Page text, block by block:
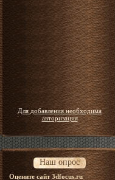
Для добавления необходима
авторизация
Наш опрос
Оцените сайт 3dfocus.ru